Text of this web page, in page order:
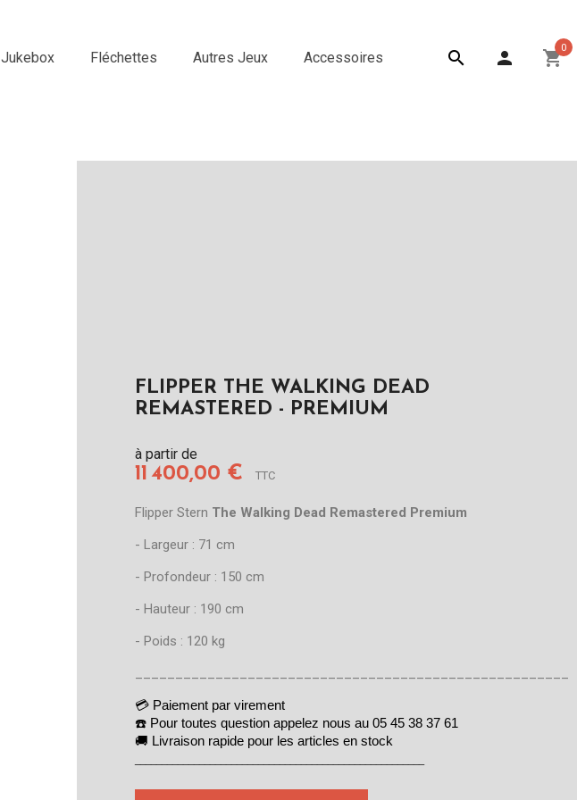
Jukebox Fléchettes Autres Jeux Accessoires  person shopping_cart0
FLIPPER THE WALKING DEAD
REMASTERED - PREMIUM
à partir de
11 400,00 € TTC
Flipper Stern The Walking Dead Remastered Premium
- Largeur : 71 cm
- Profondeur : 150 cm
- Hauteur : 190 cm
- Poids : 120 kg
💳 Paiement par virement
☎️ Pour toutes question appelez nous au 05 45 38 37 61
🚚 Livraison rapide pour les articles en stock